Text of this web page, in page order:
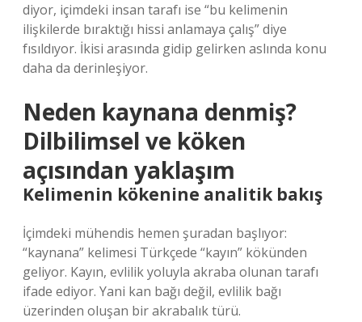
diyor, içimdeki insan tarafı ise “bu kelimenin
ilişkilerde bıraktığı hissi anlamaya çalış” diye
fısıldıyor. İkisi arasında gidip gelirken aslında konu
daha da derinleşiyor.
Neden kaynana denmiş?
Dilbilimsel ve köken
açısından yaklaşım
Kelimenin kökenine analitik bakış
İçimdeki mühendis hemen şuradan başlıyor:
“kaynana” kelimesi Türkçede “kayın” kökünden
geliyor. Kayın, evlilik yoluyla akraba olunan tarafı
ifade ediyor. Yani kan bağı değil, evlilik bağı
üzerinden oluşan bir akrabalık türü.